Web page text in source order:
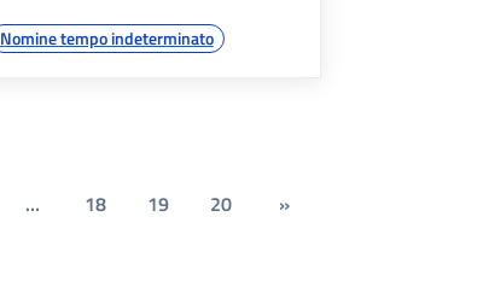
Nomine tempo indeterminato
… 18 19 20 »